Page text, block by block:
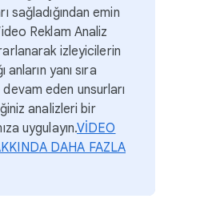
sağladığından emin
Reklam Analiz
izleyicilerin
anların yanı sıra
eden unsurları
analizleri bir
uygulayın.VİDEO
DAHA FAZLA